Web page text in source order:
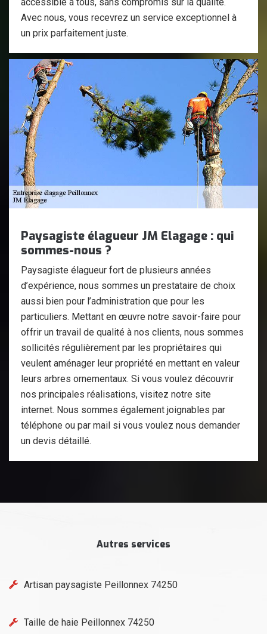
Avec nous, vous recevrez un service exceptionnel à
un prix parfaitement juste.
Paysagiste élagueur JM Elagage : qui
sommes-nous ?
Paysagiste élagueur fort de plusieurs années
d’expérience, nous sommes un prestataire de choix
aussi bien pour l’administration que pour les
particuliers. Mettant en œuvre notre savoir-faire pour
offrir un travail de qualité à nos clients, nous sommes
sollicités régulièrement par les propriétaires qui
veulent aménager leur propriété en mettant en valeur
leurs arbres ornementaux. Si vous voulez découvrir
nos principales réalisations, visitez notre site
internet. Nous sommes également joignables par
téléphone ou par mail si vous voulez nous demander
un devis détaillé.
Autres services
Artisan paysagiste Peillonnex 74250
Taille de haie Peillonnex 74250